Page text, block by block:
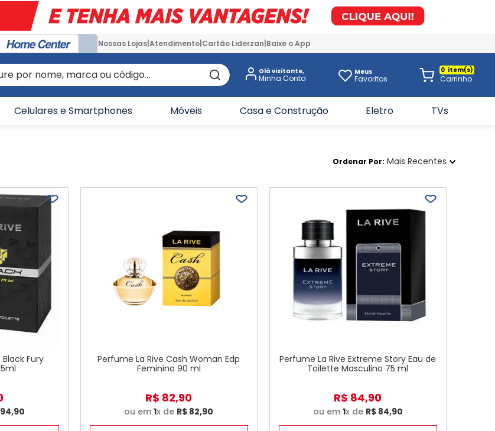
Nossas Lojas Atendimento Cartão Liderzan Baixe o App
por nome, marca ou código... Olá visitante, Meus
Favoritos
0
Celulares e Smartphones Móveis Casa e Construção Eletro TVs
Ordenar Por Mais Recentes
Black Fury
94,90
Perfume La Rive Cash Woman Edp
Feminino 90 ml
R$ 82,90
ou em1x de R$ 82,90
Perfume La Rive Extreme Story Eau de
Toilette Masculino 75 ml
R$ 84,90
ou em 1x de R$ 84,90